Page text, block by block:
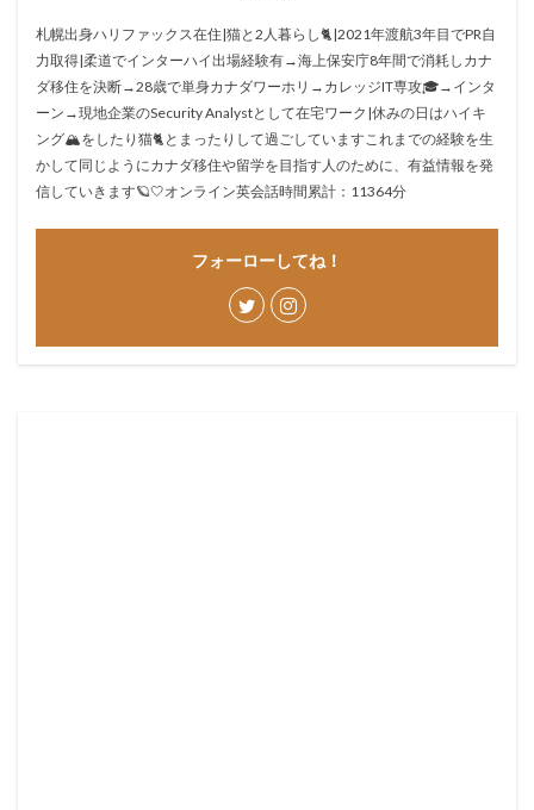
札幌出身ハリファックス在住|猫と2人暮らし🐈|2021年渡航3年目でPR自
力取得|柔道でインターハイ出場経験有→海上保安庁8年間で消耗しカナ
ダ移住を決断→28歳で単身カナダワーホリ→カレッジIT専攻🎓→インタ
ーン→現地企業のSecurity Analystとして在宅ワーク|休みの日はハイキ
ング🏔をしたり猫🐈とまったりして過ごしていますこれまでの経験を生
かして同じようにカナダ移住や留学を目指す人のために、有益情報を発
信していきます🪐🤍オンライン英会話時間累計：11364分
フォーローしてね！